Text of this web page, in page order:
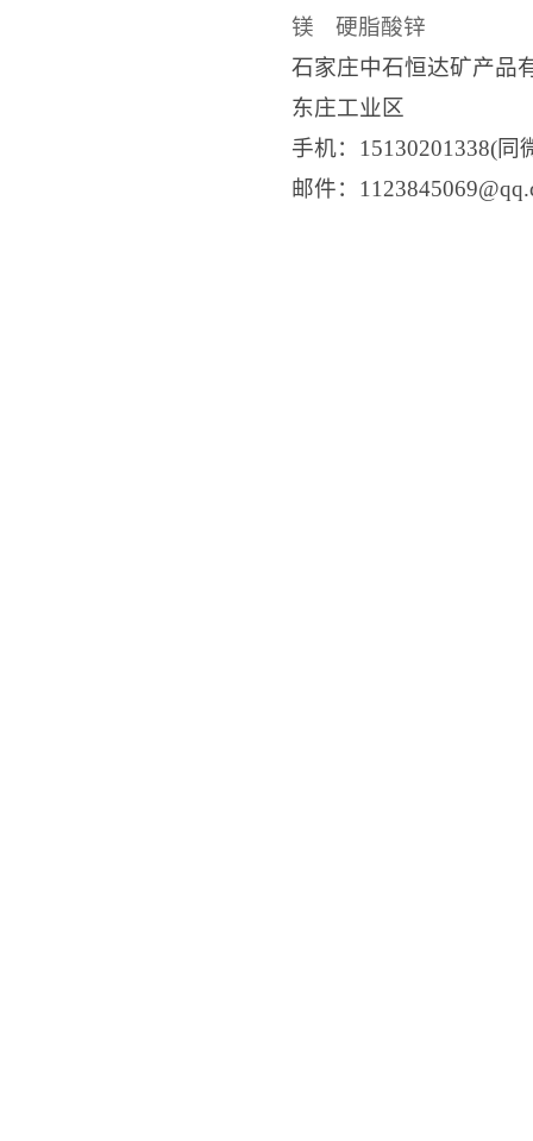
镁
硬脂酸锌
石家庄中石恒达矿产
东庄工业区
手机：15130201338(
邮件：